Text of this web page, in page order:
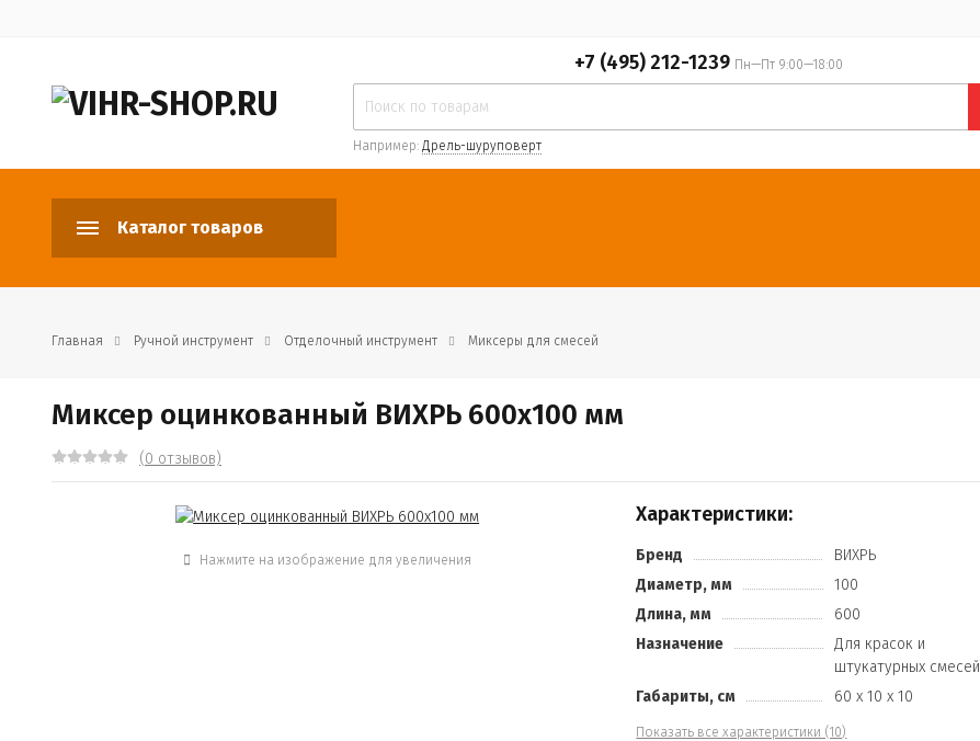
+7 (495) 212-1239 Пн—Пт 9:00—18:00
Например: Дрель-шуруповерт
Каталог товаров
Главная Ручной инструмент Отделочный инструмент Миксеры для смесей
Миксер оцинкованный ВИХРЬ 600х100 мм
(0 отзывов)
Нажмите на изображение для увеличения
Характеристики:
Бренд
ВИХРЬ
Диаметр, мм
100
Длина, мм
600
Назначение
Для красок и
штукатурных смесей
Габариты, см
60 х 10 х 10
Показать все характеристики (10)